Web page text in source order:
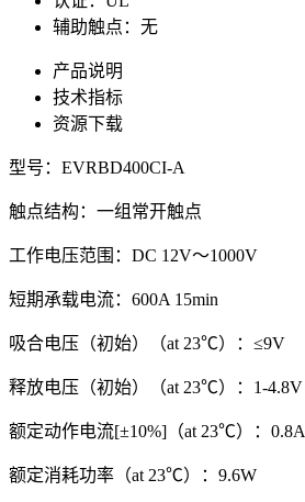
辅助触点：无
产品说明
技术指标
资源下载
型号：EVRBD400CI-A
触点结构：一组常开触点
工作电压范围：DC 12V～1000V
短期承载电流：600A 15min
吸合电压（初始）（at 23℃）：≤9V
释放电压（初始）（at 23℃）：1-4.8V
额定动作电流[±10%]（at 23℃）：0.8A
额定消耗功率（at 23℃）：9.6W